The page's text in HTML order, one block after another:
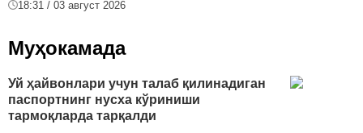
18:31 / 03 август 2026
Муҳокамада
Уй ҳайвонлари учун талаб қилинадиган
паспортнинг нусха кўриниши
тармоқларда тарқалди